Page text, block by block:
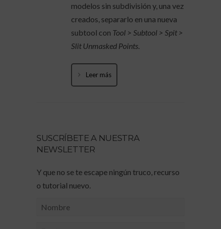
modelos sin subdivisión y, una vez
creados, separarlo en una nueva
subtool con Tool > Subtool > Spit >
Slit Unmasked Points.
Leer más
SUSCRÍBETE A NUESTRA
NEWSLETTER
Y que no se te escape ningún truco, recurso
o tutorial nuevo.